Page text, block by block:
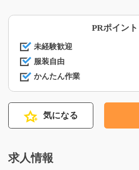
PRポイント
未経験歓迎
服装自由
かんたん作業
気になる
求人情報